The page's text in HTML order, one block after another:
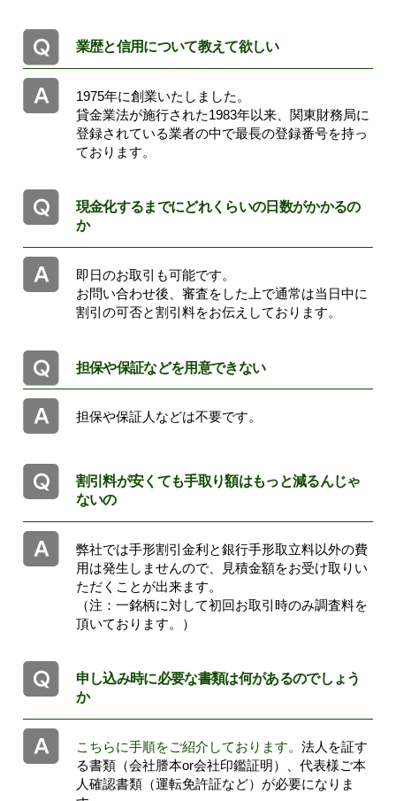
業歴と信用について教えて欲しい
1975年に創業いたしました。
貸金業法が施行された1983年以来、関東財務局に
登録されている業者の中で最長の登録番号を持っ
ております。
現金化するまでにどれくらいの日数がかかるの
か
即日のお取引も可能です。
お問い合わせ後、審査をした上で通常は当日中に
割引の可否と割引料をお伝えしております。
担保や保証などを用意できない
担保や保証人などは不要です。
割引料が安くても手取り額はもっと減るんじゃ
ないの
弊社では手形割引金利と銀行手形取立料以外の費
用は発生しませんので、見積金額をお受け取りい
ただくことが出来ます。
（注：一銘柄に対して初回お取引時のみ調査料を
頂いております。）
申し込み時に必要な書類は何があるのでしょう
か
こちらに手順をご紹介しております。 法人を証す
る書類（会社謄本or会社印鑑証明）、代表様ご本
人確認書類（運転免許証など）が必要になりま